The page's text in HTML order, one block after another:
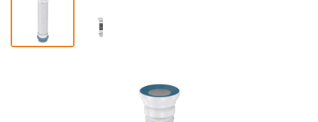
Сегодня
25%
Добавляйте товары